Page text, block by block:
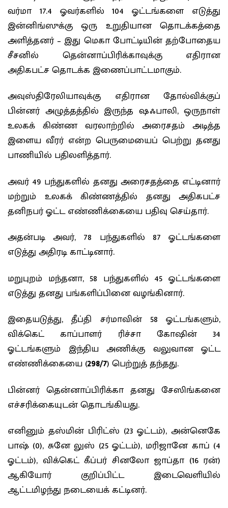
வர்மா 17.4 ஓவர்களில் 104 ஓட்டங்களை எடுத்து
இன்னிங்ஸுக்கு ஒரு உறுதியான தொடக்கத்தை
அளித்தனர் – இது மெகா போட்டியின் தற்போதைய
சீசனில் தென்னாப்பிரிக்காவுக்கு எதிரான
அதிகபட்ச தொடக்க இணைப்பாட்டமாகும்.
அவுஸ்திரேலியாவுக்கு எதிரான தோல்விக்குப்
பின்னர் அழுத்தத்தில் இருந்த ஷஃபாலி, ஒருநாள்
உலகக் கிண்ண வரலாற்றில் அரைசதம் அடித்த
இளைய வீரர் என்ற பெருமையைப் பெற்று தனது
பாணியில் பதிலளித்தார்.
அவர் 49 பந்துகளில் தனது அரைசதத்தை எட்டினார்
மற்றும் உலகக் கிண்ணத்தில் தனது அதிகபட்ச
தனிநபர் ஓட்ட எண்ணிக்கையை பதிவு செய்தார்.
அதன்படி அவர், 78 பந்துகளில் 87 ஓட்டங்களை
எடுத்து அதிரடி காட்டினார்.
மறுபுறம் மந்தனா, 58 பந்துகளில் 45 ஓட்டங்களை
எடுத்து தனது பங்களிப்பினை வழங்கினார்.
இதையடுத்து, தீப்தி சர்மாவின் 58 ஓட்டங்களும்,
விக்கெட் காப்பாளர் ரிச்சா கோஷின் 34
ஓட்டங்களும் இந்திய அணிக்கு வலுவான ஓட்ட
எண்ணிக்கையை (298/7) பெற்றுத் தந்தது.
பின்னர் தென்னாப்பிரிக்கா தனது சேஸிங்கனை
எச்சரிக்கையுடன் தொடங்கியது.
எனினும் தஸ்மின் பிரிட்ஸ் (23 ஓட்டம்), அன்னெகே
பாஷ் (0), சுனே லுஸ் (25 ஓட்டம்), மரிஜானே காப் (4
ஓட்டம்), விக்கெட் கீப்பர் சினலோ ஜாப்தா (16 ரன்)
ஆகியோர் குறிப்பிட்ட இடைவெளியில்
ஆட்டமிழந்து நடையைக் கட்டினர்.